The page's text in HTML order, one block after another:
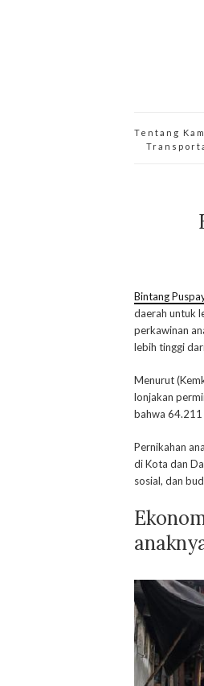
Tentang
Bintang
daerah untuk
perkawinan
lebih tinggi
Menurut
lonjakan
bahwa 64.211
Pernikahan
di Kota dan
sosial, dan